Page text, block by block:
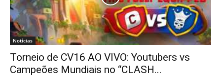
Notícias
Torneio de CV16 AO VIVO: Youtubers vs
Campeões Mundiais no “CLASH...